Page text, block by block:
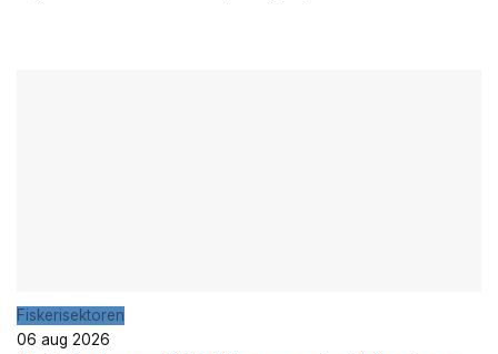
Fiskerisektoren
06 aug 2026